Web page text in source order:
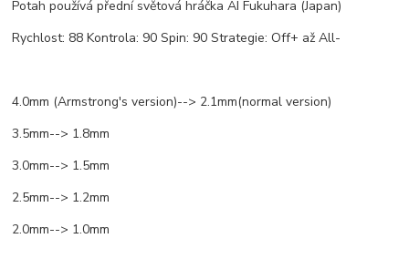
Potah používá přední světová hráčka AI Fukuhara (Japan)
Rychlost: 88 Kontrola: 90 Spin: 90 Strategie: Off+ až All-
4.0mm (Armstrong's version)--> 2.1mm(normal version)
3.5mm--> 1.8mm
3.0mm--> 1.5mm
2.5mm--> 1.2mm
2.0mm--> 1.0mm